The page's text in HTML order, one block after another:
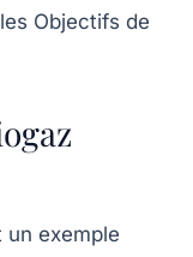
Objectifs de
un exemple